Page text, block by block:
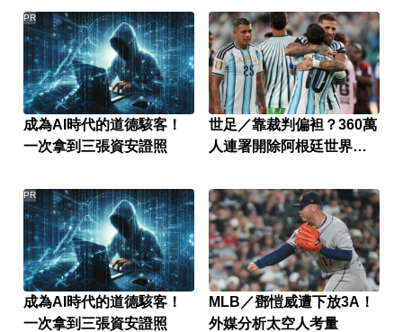
成為AI時代的道德駭客！
一次拿到三張資安證照
PR
世足／靠裁判偏袒？360萬
人連署開除阿根廷世界盃
成為AI時代的道德駭客！
一次拿到三張資安證照
PR
MLB／鄧愷威遭下放3A！
外媒分析太空人考量